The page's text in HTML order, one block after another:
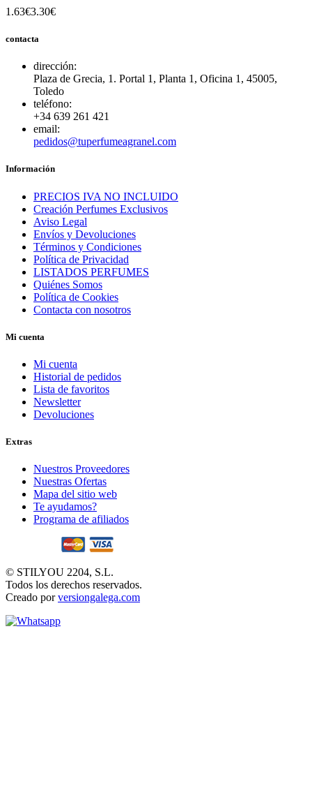
1.63€3.30€
contacta
dirección:
Plaza de Grecia, 1. Portal 1, Planta 1, Oficina 1, 45005,
Toledo
teléfono:
+34 639 261 421
email:
pedidos@tuperfumeagranel.com
Información
PRECIOS IVA NO INCLUIDO
Creación Perfumes Exclusivos
Aviso Legal
Envíos y Devoluciones
Términos y Condiciones
Política de Privacidad
LISTADOS PERFUMES
Quiénes Somos
Política de Cookies
Contacta con nosotros
Mi cuenta
Mi cuenta
Historial de pedidos
Lista de favoritos
Newsletter
Devoluciones
Extras
Nuestros Proveedores
Nuestras Ofertas
Mapa del sitio web
Te ayudamos?
Programa de afiliados
© STILYOU 2204, S.L.
Todos los derechos reservados.
Creado porversiongalega.com